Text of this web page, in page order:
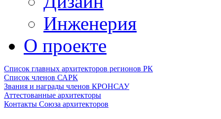
Инженерия
О проекте
Список главных архитекторов регионов РК
Список членов САРК
Звания и награды членов КРОНСАУ
Аттестованные архитекторы
Контакты Союза архитекторов